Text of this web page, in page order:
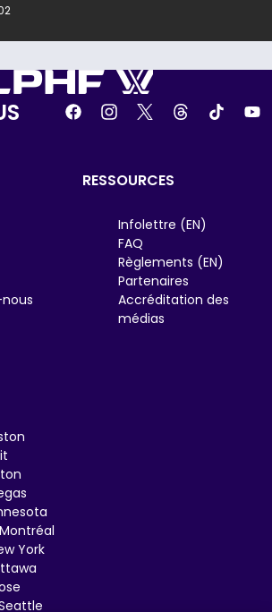
opens in a new tab
opens in a new tab
RESSOURCES
Infolettre (EN)
FAQ
Règlements (EN)
Partenaires
Accréditation des
médias
York